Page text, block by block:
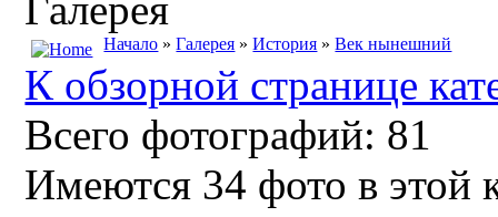
Начало »Галерея »История »Век нынешний
К обзорной странице
Всего фотографий: 81
Имеются 34 фото в этой